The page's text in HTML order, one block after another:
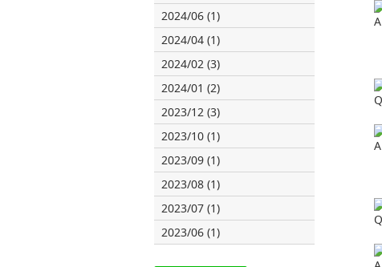
2024/06 (1)
2024/04 (1)
2024/02 (3)
2024/01 (2)
2023/12 (3)
2023/10 (1)
2023/09 (1)
2023/08 (1)
2023/07 (1)
2023/06 (1)